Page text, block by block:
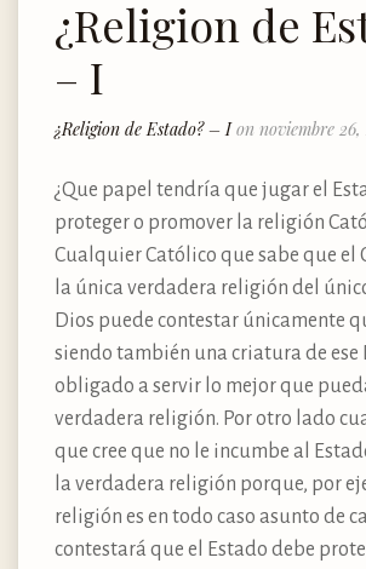
¿Religion de
– I
¿Religion de Estado? – Ion noviembre 26,
¿Que papel tendría que jugar el
proteger o promover la religión
Cualquier Católico que sabe que el
la única verdadera religión del
Dios puede contestar únicamente
siendo también una criatura de ese
obligado a servir lo mejor que
verdadera religión. Por otro lado
que cree que no le incumbe al
la verdadera religión porque, por
religión es en todo caso asunto de
contestará que el Estado debe